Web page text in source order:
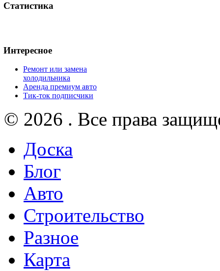
Статистика
Интересное
Ремонт или замена
холодильника
Аренда премиум авто
Тик-ток подписчики
© 2026 . Все права
Доска
Блог
Авто
Строительство
Разное
Карта